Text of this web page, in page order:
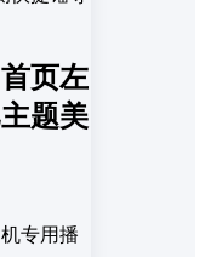
页左
题美